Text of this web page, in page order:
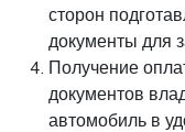
сторон
документы для
Получение
документов
автомобиль в